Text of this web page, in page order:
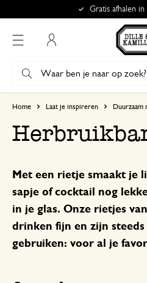
Gratis afhalen
Home Laat je inspireren Duurzaam
Met een rietje smaakt je
sapje of cocktail nog
in je glas. Onze rietjes
drinken fijn en zijn
gebruiken: voor al je